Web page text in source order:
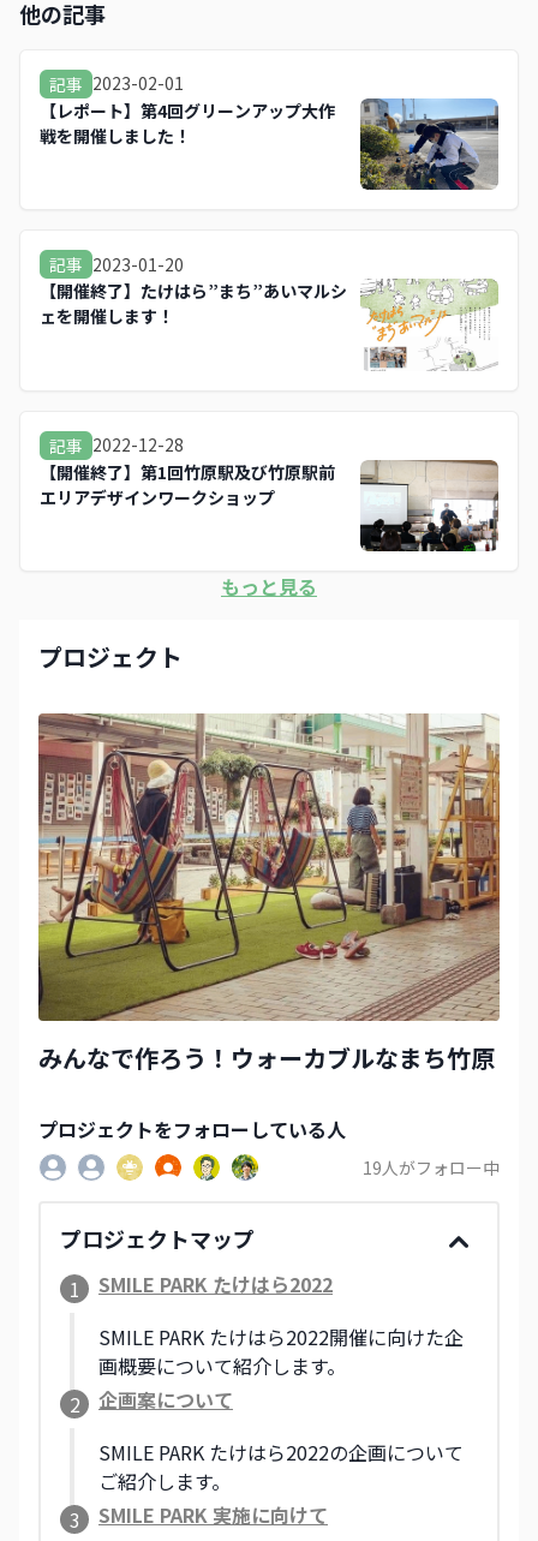
他の記事
記事 2023-02-01
【レポート】第4回グリーンアップ大作
戦を開催しました！
記事 2023-01-20
【開催終了】たけはら”まち”あいマルシ
ェを開催します！
記事 2022-12-28
【開催終了】第1回竹原駅及び竹原駅前
エリアデザインワークショップ
もっと見る
プロジェクト
みんなで作ろう！ウォーカブルなまち竹原
プロジェクトをフォローしている人
19人がフォロー中
プロジェクトマップ
1
SMILE PARK たけはら2022
SMILE PARK たけはら2022開催に向けた企
画概要について紹介します。
2
企画案について
SMILE PARK たけはら2022の企画について
ご紹介します。
3
SMILE PARK 実施に向けて